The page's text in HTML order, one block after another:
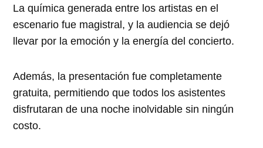
La química generada entre los artistas en el
escenario fue magistral, y la audiencia se dejó
llevar por la emoción y la energía del concierto.
Además, la presentación fue completamente
gratuita, permitiendo que todos los asistentes
disfrutaran de una noche inolvidable sin ningún
costo.